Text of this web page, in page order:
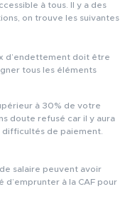
à tous. Il y a des
on trouve les suivantes
d’endettement doit être
tous les éléments
à 30% de votre
doute refusé car il y aura
de paiement.
salaire peuvent avoir
d’emprunter à la CAF pour